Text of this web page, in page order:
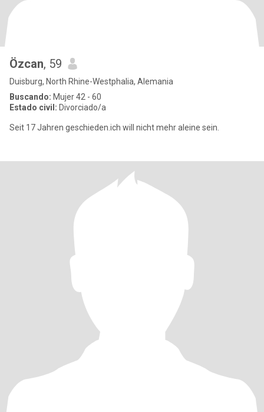
Özcan, 59
Duisburg, North Rhine-Westphalia, Alemania
Buscando: Mujer 42 - 60
Estado civil: Divorciado/a
Seit 17 Jahren geschieden.ich will nicht mehr aleine sein.